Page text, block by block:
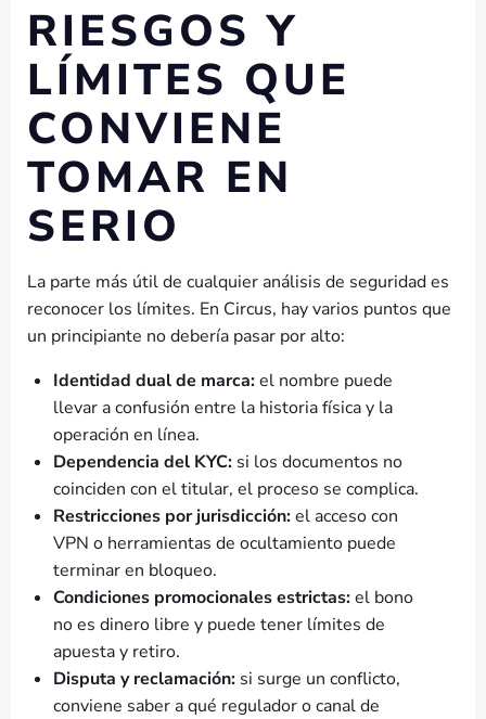
RIESGOS Y
LÍMITES QUE
CONVIENE
TOMAR EN
SERIO
La parte más útil de cualquier análisis de seguridad es
reconocer los límites. En Circus, hay varios puntos que
un principiante no debería pasar por alto:
Identidad dual de marca:el nombre puede
llevar a confusión entre la historia física y la
operación en línea.
Dependencia del KYC: si los documentos no
coinciden con el titular, el proceso se complica.
Restricciones por jurisdicción:el acceso con
VPN o herramientas de ocultamiento puede
terminar en bloqueo.
Condiciones promocionales estrictas:el bono
no es dinero libre y puede tener límites de
apuesta y retiro.
Disputa y reclamación: si surge un conflicto,
conviene saber a qué regulador o canal de